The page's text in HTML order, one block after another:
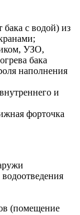
с водой) из
УЗО,
бака
наполнения
и
форточка
(помещение